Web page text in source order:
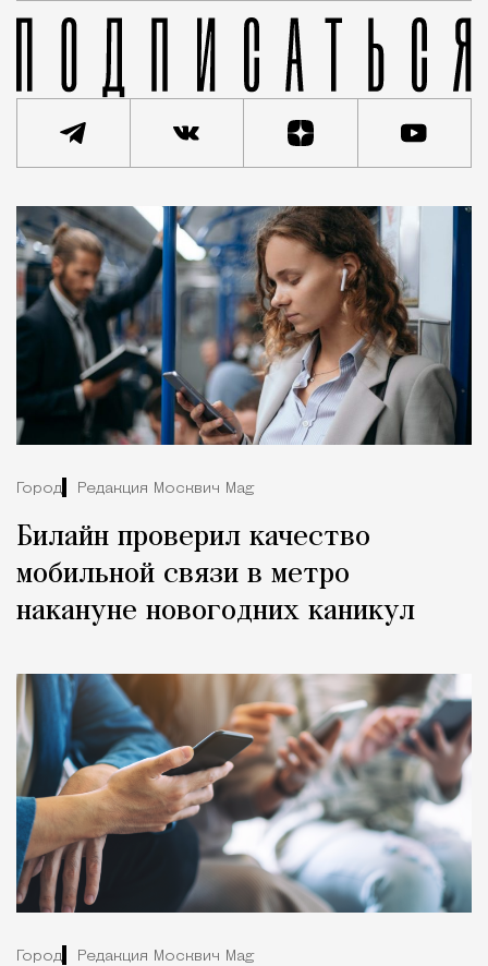
Город Редакция Москвич Mag
Билайн проверил качество
мобильной связи в метро
накануне новогодних каникул
Город Редакция Москвич Mag